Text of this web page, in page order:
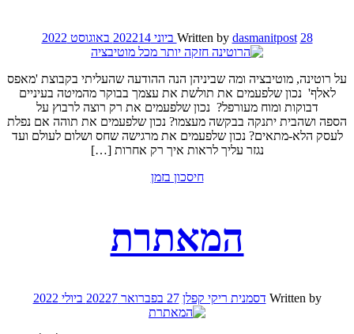
Written by dasmanitpost 28 ביוני 2022 14 באוגוסט 2022
על רוטינה, מוטיבציה ומה שביניהן הנה ההודעה שהעליתי בקבוצת 'מאפס
לאלף' נכון שלפעמים את תולשת את עצמך בבוקר מהמיטה בעיניים
דבוקות ומוח מעורפל? נכון שלפעמים את רק רוצה לרבוץ על
הספה ושהבית יתנקה בבקשה מעצמו? נכון שלפעמים את תוהה אם נפלת
לעסק הלא-מתאים? נכון שלפעמים את מרגישה שחס ושלום לעולם ועד
נגזר עליך לראות איך רק אחרות […]
חיסכון בזמן
המאתרת
Written by דסמנית ריקי קפלן 27 בפברואר 2022 7 ביולי 2022